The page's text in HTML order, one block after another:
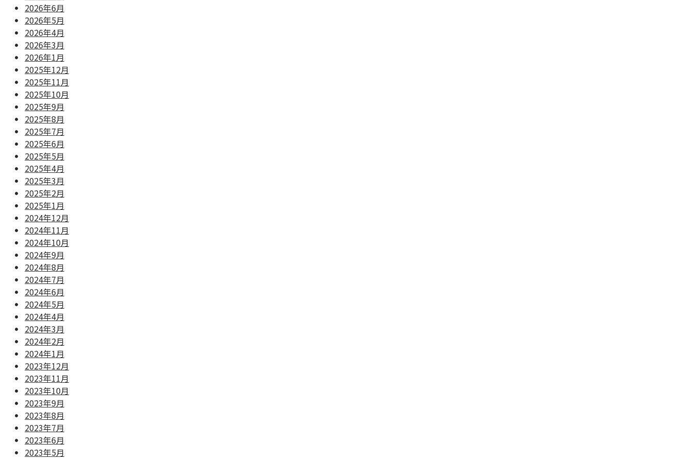
2026年6月
2026年5月
2026年4月
2026年3月
2026年1月
2025年12月
2025年11月
2025年10月
2025年9月
2025年8月
2025年7月
2025年6月
2025年5月
2025年4月
2025年3月
2025年2月
2025年1月
2024年12月
2024年11月
2024年10月
2024年9月
2024年8月
2024年7月
2024年6月
2024年5月
2024年4月
2024年3月
2024年2月
2024年1月
2023年12月
2023年11月
2023年10月
2023年9月
2023年8月
2023年7月
2023年6月
2023年5月